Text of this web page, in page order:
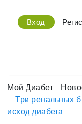
Вход
Мой Диабет
Три ренальных
исход диабета